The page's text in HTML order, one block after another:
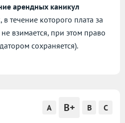
арендных каникул
течение которого плата за
взимается, при этом право
сохраняется).
A B+ B C